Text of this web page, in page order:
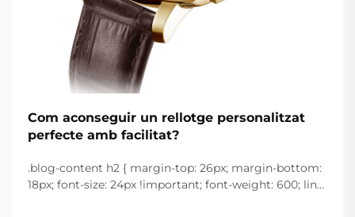
Com aconseguir un rellotge personalitzat
perfecte amb facilitat?
.blog-content h2 { margin-top: 26px; margin-bottom:
18px; font-size: 24px !important; font-weight: 600; line-